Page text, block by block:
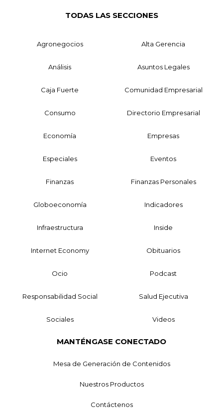
TODAS LAS SECCIONES
Agronegocios Alta Gerencia
Análisis Asuntos Legales
Caja Fuerte Comunidad Empresarial
Consumo Directorio Empresarial
Economía Empresas
Especiales Eventos
Finanzas Finanzas Personales
Globoeconomía Indicadores
Infraestructura Inside
Internet Economy Obituarios
Ocio Podcast
Responsabilidad Social Salud Ejecutiva
Sociales Videos
MANTÉNGASE CONECTADO
Mesa de Generación de Contenidos
Nuestros Productos
Contáctenos